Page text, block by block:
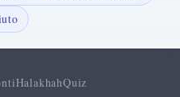
HalakhahQuiz